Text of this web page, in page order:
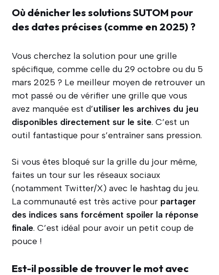
Où dénicher les solutions SUTOM pour
des dates précises (comme en 2025) ?
Vous cherchez la solution pour une grille
spécifique, comme celle du 29 octobre ou du 5
mars 2025 ? Le meilleur moyen de retrouver un
mot passé ou de vérifier une grille que vous
avez manquée est d’utiliser les archives du jeu
disponibles directement sur le site. C’est un
outil fantastique pour s’entraîner sans pression.
Si vous êtes bloqué sur la grille du jour même,
faites un tour sur les réseaux sociaux
(notamment Twitter/X) avec le hashtag du jeu.
La communauté est très active pour partager
des indices sans forcément spoiler la réponse
finale. C’est idéal pour avoir un petit coup de
pouce !
Est-il possible de trouver le mot avec